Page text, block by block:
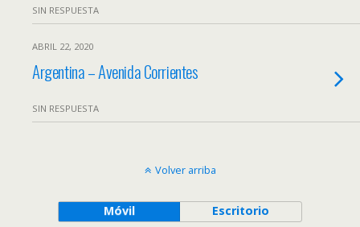
SIN RESPUESTA
ABRIL 22, 2020
Argentina – Avenida Corrientes
SIN RESPUESTA
Volver arriba
Móvil Escritorio